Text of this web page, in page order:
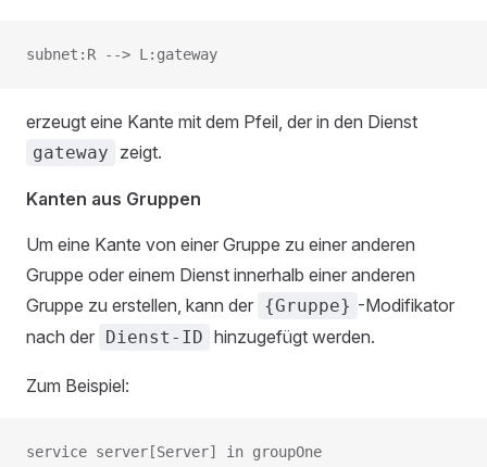
subnet:R --> L:gateway
erzeugt eine Kante mit dem Pfeil, der in den Dienst
gateway zeigt.
Kanten aus Gruppen
Um eine Kante von einer Gruppe zu einer anderen
Gruppe oder einem Dienst innerhalb einer anderen
Gruppe zu erstellen, kann der {Gruppe} -Modifikator
nach der Dienst-ID hinzugefügt werden.
Zum Beispiel:
service server[Server] in groupOne